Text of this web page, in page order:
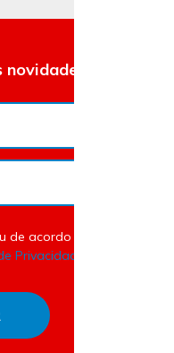
e ofertas.
de acordo com as
Privacidade